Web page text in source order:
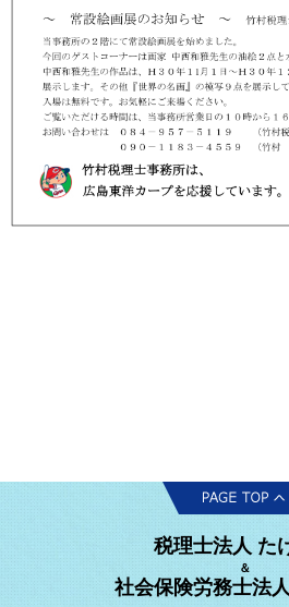
税理士法人 た
＆
社会保険労務士法